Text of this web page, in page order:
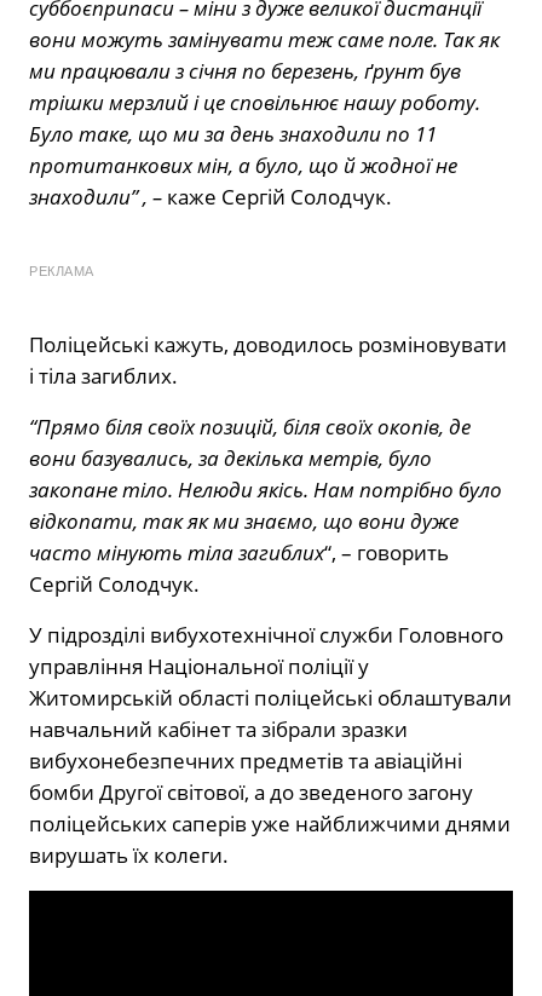
суббоєприпаси – міни з дуже великої дистанції
вони можуть замінувати теж саме поле. Так як
ми працювали з січня по березень, ґрунт був
трішки мерзлий і це сповільнює нашу роботу.
Було таке, що ми за день знаходили по 11
протитанкових мін, а було, що й жодної не
знаходили” , – каже Сергій Солодчук.
РЕКЛАМА
Поліцейські кажуть, доводилось розміновувати
і тіла загиблих.
“Прямо біля своїх позицій, біля своїх окопів, де
вони базувались, за декілька метрів, було
закопане тіло. Нелюди якісь. Нам потрібно було
відкопати, так як ми знаємо, що вони дуже
часто мінують тіла загиблих“, – говорить
Сергій Солодчук.
У підрозділі вибухотехнічної служби Головного
управління Національної поліції у
Житомирській області поліцейські облаштували
навчальний кабінет та зібрали зразки
вибухонебезпечних предметів та авіаційні
бомби Другої світової, а до зведеного загону
поліцейських саперів уже найближчими днями
вирушать їх колеги.